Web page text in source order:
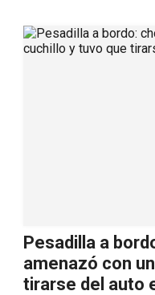
Pesadilla a
amenazó con
tirarse del auto